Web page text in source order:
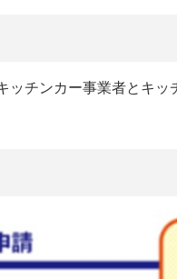
チンカー事業者とキ